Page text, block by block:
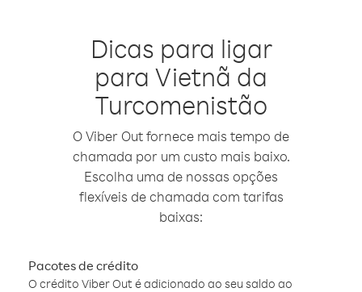
Dicas para ligar
para Vietnã da
Turcomenistão
O Viber Out fornece mais tempo de
chamada por um custo mais baixo.
Escolha uma de nossas opções
flexíveis de chamada com tarifas
baixas:
Pacotes de crédito
O crédito Viber Out é adicionado ao seu saldo ao